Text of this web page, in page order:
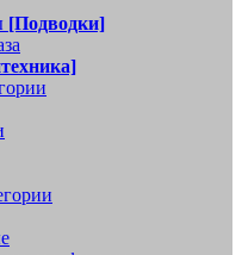
[Подводки]